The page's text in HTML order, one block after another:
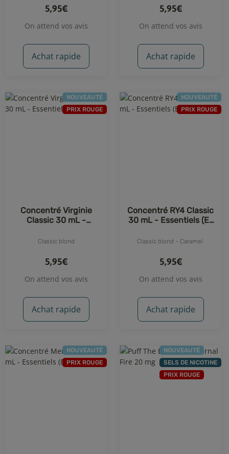
5,95€
On attend vos avis
Achat rapide
5,95€
On attend vos avis
Achat rapide
NOUVEAUTÉ
PRIX ROUGE
Concentré Virginie
Classic 30 mL -
Classic blond
5,95€
On attend vos avis
Achat rapide
NOUVEAUTÉ
PRIX ROUGE
Concentré RY4 Classic
30 mL - Essentiels (E-
Classic blond - Caramel
5,95€
On attend vos avis
Achat rapide
NOUVEAUTÉ
PRIX ROUGE
NOUVEAUTÉ
SELS DE NICOTINE
PRIX ROUGE